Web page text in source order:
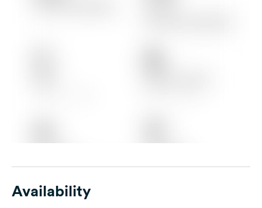
Availability